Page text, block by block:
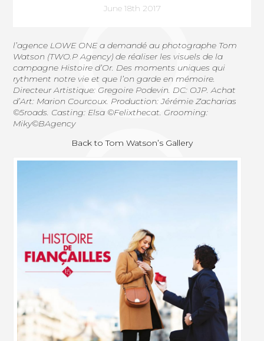
June 18th 2017
l’agence LOWE ONE a demandé au photographe Tom
Watson (TWO.P Agency) de réaliser les visuels de la
campagne Histoire d’Or. Des moments uniques qui
rythment notre vie et que l’on garde en mémoire.
Directeur Artistique: Gregoire Podevin. DC: OJP. Achat
d’Art: Marion Courcoux. Production: Jérémie Zacharias
©5roads. Casting: Elsa ©Felixthecat. Grooming:
Miky©BAgency
Back to Tom Watson’s Gallery